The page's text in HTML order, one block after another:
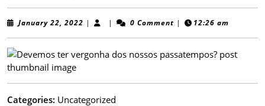
January 22, 2022 January
| | 0 Comment | 12:26 am
Categories: Uncategorized